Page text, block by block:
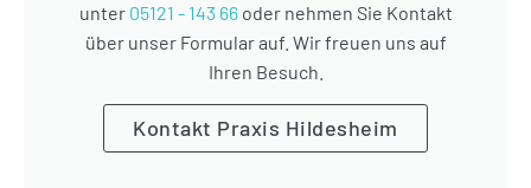
unter 05121 - 143 66oder nehmen Sie Kontakt
über unser Formular auf. Wir freuen uns auf
Ihren Besuch.
Kontakt Praxis Hildesheim